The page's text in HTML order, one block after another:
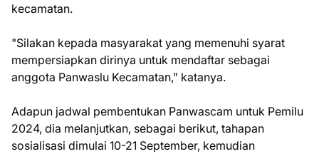
kecamatan.
"Silakan kepada masyarakat yang memenuhi syarat
mempersiapkan dirinya untuk mendaftar sebagai
anggota Panwaslu Kecamatan," katanya.
Adapun jadwal pembentukan Panwascam untuk Pemilu
2024, dia melanjutkan, sebagai berikut, tahapan
sosialisasi dimulai 10-21 September, kemudian